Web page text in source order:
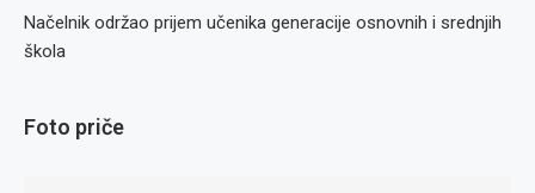
Načelnik održao prijem učenika generacije osnovnih i srednjih
škola
Foto priče